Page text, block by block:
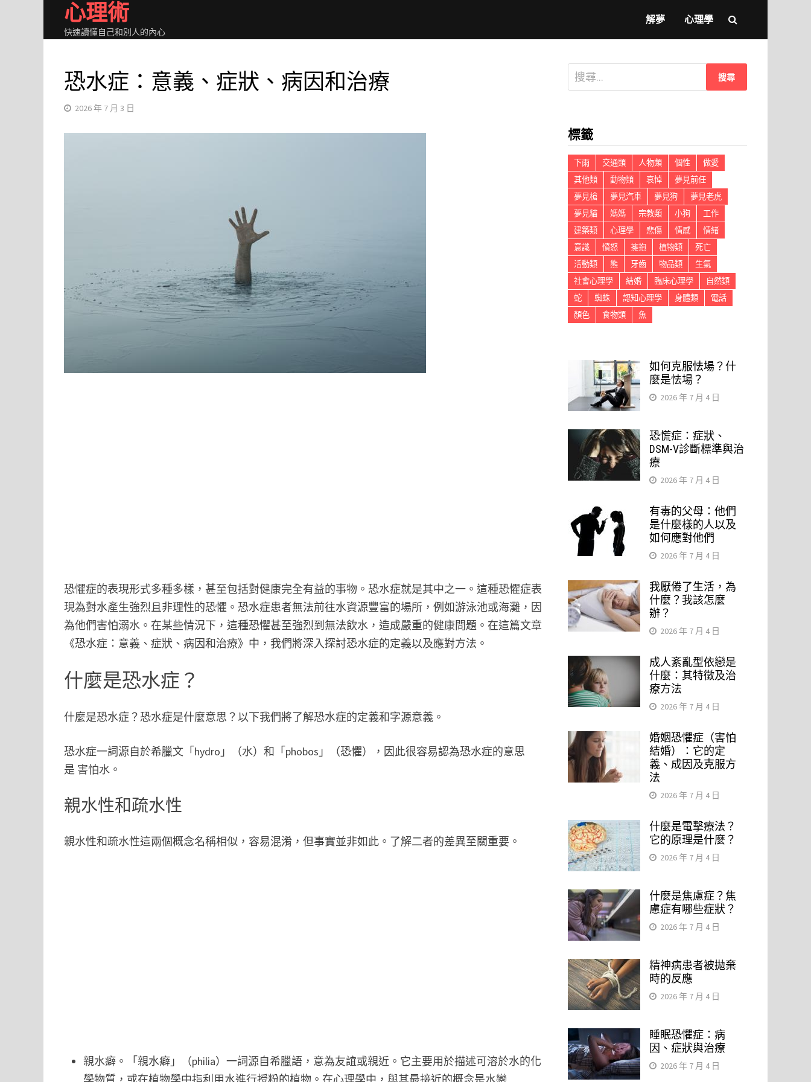
content
心理術
快速讀懂自己和別人的內心
解夢 心理學
恐水症：意義、症狀、病因和治療
2026 年 7 月 3 日
恐懼症的表現形式多種多樣，甚至包括對健康完全有益的事物。恐水症就是其中之一。這種恐懼症表
現為對水產生強烈且非理性的恐懼。恐水症患者無法前往水資源豐富的場所，例如游泳池或海灘，因
為他們害怕溺水。在某些情況下，這種恐懼甚至強烈到無法飲水，造成嚴重的健康問題。在這篇文章
《恐水症：意義、症狀、病因和治療》中，我們將深入探討恐水症的定義以及應對方法。
什麼是恐水症？
什麼是恐水症？恐水症是什麼意思？以下我們將了解恐水症的定義和字源意義。
恐水症一詞源自於希臘文「hydro」（水）和「phobos」（恐懼），因此很容易認為恐水症的意思
是 害怕水。
親水性和疏水性
親水性和疏水性這兩個概念名稱相似，容易混淆，但事實並非如此。了解二者的差異至關重要。
親水癖。「親水癖」（philia）一詞源自希臘語，意為友誼或親近。它主要用於描述可溶於水的化
學物質，或在植物學中指利用水進行授粉的植物。在心理學中，與其最接近的概念是水戀
搜
尋
字:
標籤
下雨 交通類 人物類 個性
做愛
其他類
動物類 哀悼
夢見前任
夢見槍
夢見汽車 夢見狗
夢見老虎
夢見貓
媽媽 宗教類 小狗
工作
建築類
心理學 悲傷 情感
情緒
意識
憤怒 擁抱 植物類
死亡
活動類
熊 牙齒 物品類
生氣
社會心理學
結婚 臨床心理學
自然類
蛇
蜘蛛 認知心理學 身體類
電話
顏色
食物類 魚
如何克服怯場？什
麼是怯場？
2026 年 7 月 4 日
恐慌症：症狀、
DSM-V診斷標準與治
療
2026 年 7 月 4 日
有毒的父母：他們
是什麼樣的人以及
如何應對他們
2026 年 7 月 4 日
我厭倦了生活，為
什麼？我該怎麼
辦？
2026 年 7 月 4 日
成人紊亂型依戀是
什麼：其特徵及治
療方法
2026 年 7 月 4 日
婚姻恐懼症（害怕
結婚）：它的定
義、成因及克服方
法
2026 年 7 月 4 日
什麼是電擊療法？
它的原理是什麼？
2026 年 7 月 4 日
什麼是焦慮症？焦
慮症有哪些症狀？
2026 年 7 月 4 日
精神病患者被拋棄
時的反應
2026 年 7 月 4 日
睡眠恐懼症：病
因、症狀與治療
2026 年 7 月 4 日